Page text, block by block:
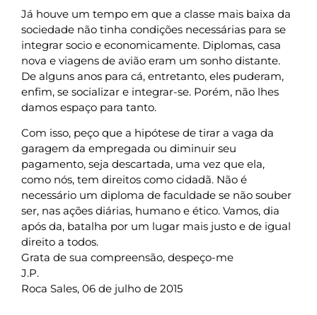
Já houve um tempo em que a classe mais baixa da
sociedade não tinha condições necessárias para se
integrar socio e economicamente. Diplomas, casa
nova e viagens de avião eram um sonho distante.
De alguns anos para cá, entretanto, eles puderam,
enfim, se socializar e integrar-se. Porém, não lhes
damos espaço para tanto.
Com isso, peço que a hipótese de tirar a vaga da
garagem da empregada ou diminuir seu
pagamento, seja descartada, uma vez que ela,
como nós, tem direitos como cidadã. Não é
necessário um diploma de faculdade se não souber
ser, nas ações diárias, humano e ético. Vamos, dia
após da, batalha por um lugar mais justo e de igual
direito a todos.
Grata de sua compreensão, despeço-me
J.P.
Roca Sales, 06 de julho de 2015